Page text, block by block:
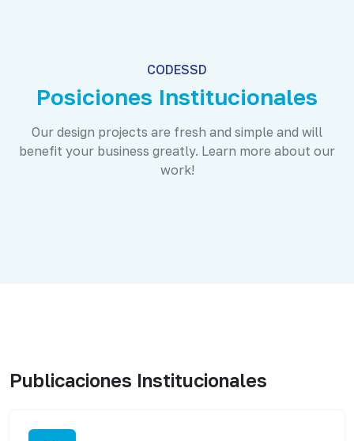
CODESSD
Posiciones Institucionales
Our design projects are fresh and simple and will
benefit your business greatly. Learn more about our
work!
Publicaciones Institucionales